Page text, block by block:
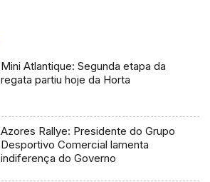
Mini Atlantique: Segunda etapa da
regata partiu hoje da Horta
Azores Rallye: Presidente do Grupo
Desportivo Comercial lamenta
indiferença do Governo